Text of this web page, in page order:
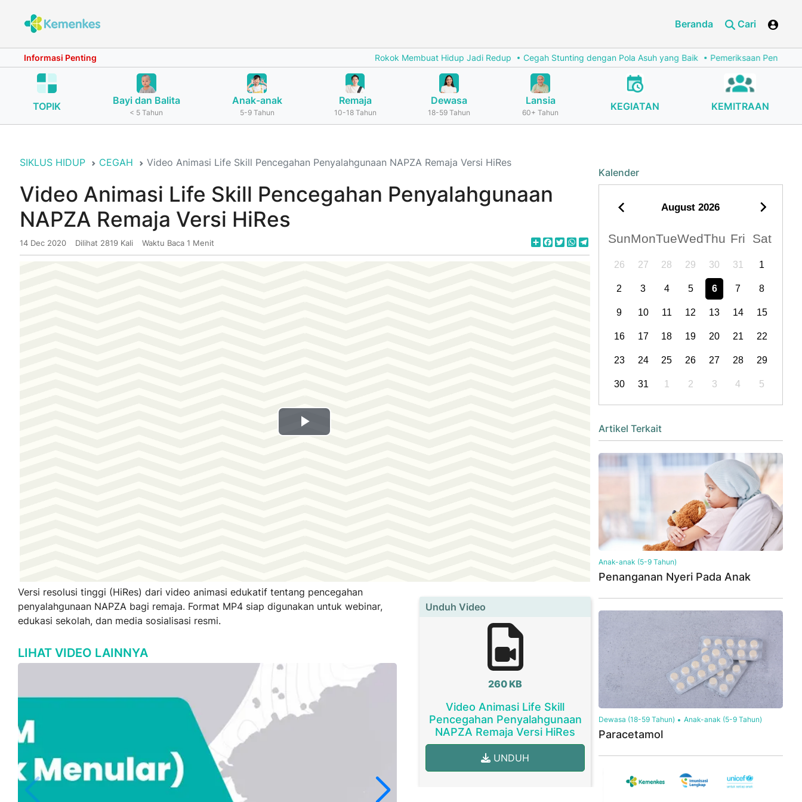
Beranda Cari
Informasi Penting Rokok Membuat Hidup Jadi Redup Cegah Stunting dengan Pola Asuh yang Baik Pemeriksaan Penunjang
TOPIK Bayi dan Balita
< 5 Tahun
Anak-anak
5-9 Tahun
Remaja
10-18 Tahun
Dewasa
18-59 Tahun
Lansia
60+ Tahun
KEGIATAN KEMITRAAN
SIKLUS HIDUP CEGAH Video Animasi Life Skill Pencegahan Penyalahgunaan NAPZA Remaja Versi HiRes
Video Animasi Life Skill Pencegahan Penyalahgunaan
NAPZA Remaja Versi HiRes
14 Dec 2020 Dilihat 2819 Kali Waktu Baca 1 Menit ShareFacebook
TwitterWhatsApp
Telegram
Play
Versi resolusi tinggi (HiRes) dari video animasi edukatif tentang pencegahan
penyalahgunaan NAPZA bagi remaja. Format MP4 siap digunakan untuk webinar,
edukasi sekolah, dan media sosialisasi resmi.
LIHAT VIDEO LAINNYA
Unduh Video
260 KB
Video Animasi Life Skill
Pencegahan Penyalahgunaan
NAPZA Remaja Versi HiRes
UNDUH
Kalender
August 2026
SunMonTueWedThu Fri Sat
26 27 28 29 30 31 1
2 3 4 5 6 7 8
9 10 11 12 13 14 15
16 17 18 19 20 21 22
23 24 25 26 27 28 29
30 31 1 2 3 4 5
Artikel Terkait
Anak-anak (5-9 Tahun)
Penanganan Nyeri Pada Anak
Dewasa (18-59 Tahun) Anak-anak (5-9 Tahun)
Paracetamol